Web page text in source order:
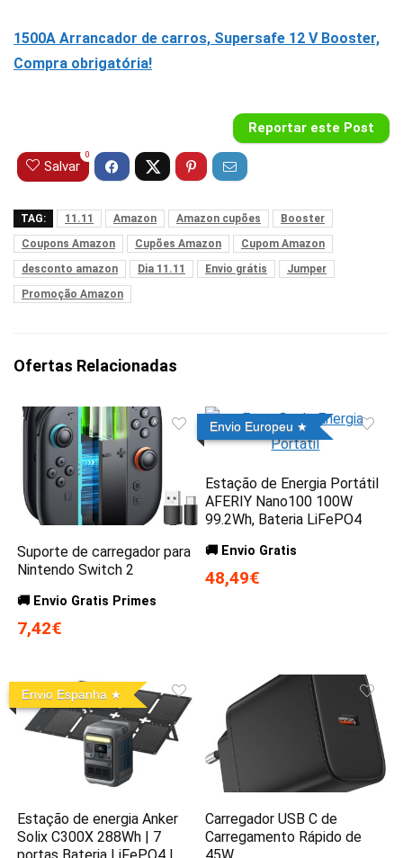
1500A Arrancador de carros, Supersafe 12 V Booster,
Compra obrigatória!
Reportar este Post
Salvar
0
TAG: 11.11 Amazon Amazon cupões
Booster
Coupons Amazon
Cupões Amazon
Cupom Amazon
desconto amazon
Dia 11.11 Envio grátis
Jumper
Promoção Amazon
Ofertas Relacionadas
Suporte de carregador para
Nintendo Switch 2
🚚 Envio Gratis Primes
7,42€
Envio Europeu
Estação de Energia Portátil
AFERIY Nano100 100W
99.2Wh, Bateria LiFePO4
🚚 Envio Gratis
48,49€
Envio Espanha
Estação de energia Anker
Solix C300X 288Wh | 7
Carregador USB C de
Carregamento Rápido de